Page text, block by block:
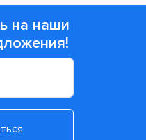
на наши